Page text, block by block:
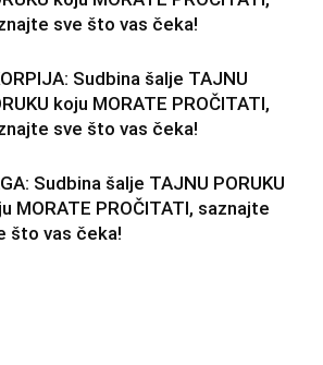
sve što vas čeka!
Sudbina šalje TAJNU
koju MORATE PROČITATI,
sve što vas čeka!
Sudbina šalje TAJNU PORUKU
MORATE PROČITATI, saznajte
što vas čeka!